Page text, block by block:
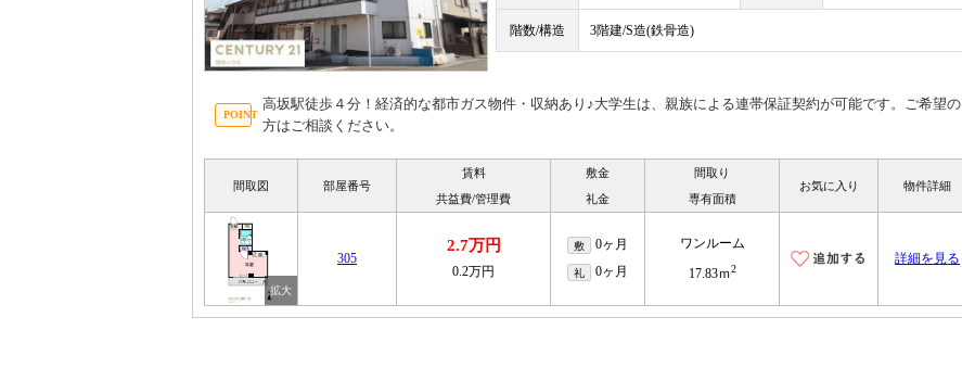
階数/構造 3階建/S造(鉄骨造)
高坂駅徒歩４分！経済的な都市ガス物件・収納あり♪大学生は、親族による連帯保証契約が可能です。ご希望の
方はご相談ください。
間取図 部屋番号
賃料
共益費/管理費
敷金
礼金
間取り
専有面積
お気に入り 物件詳細
305
2.7万円
0.2万円
敷 0ヶ月
礼 0ヶ月
ワンルーム
17.83ｍ2
詳細を見る